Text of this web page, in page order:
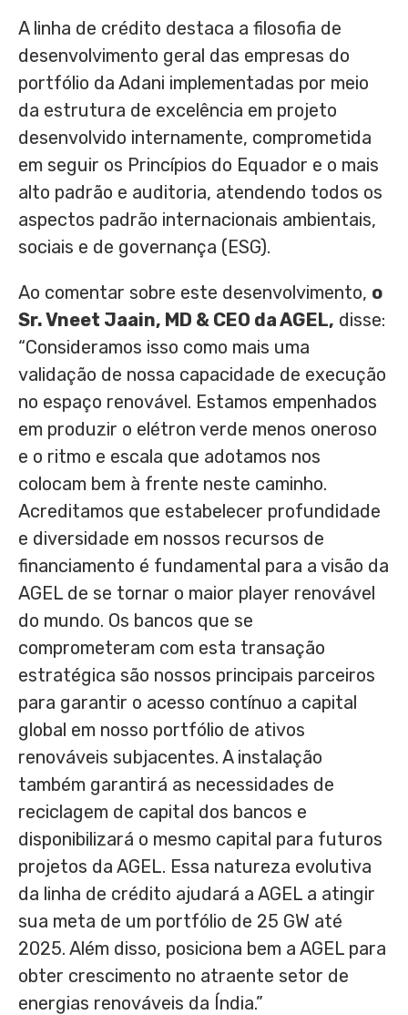
A linha de crédito destaca a filosofia de
desenvolvimento geral das empresas do
portfólio da Adani implementadas por meio
da estrutura de excelência em projeto
desenvolvido internamente, comprometida
em seguir os Princípios do Equador e o mais
alto padrão e auditoria, atendendo todos os
aspectos padrão internacionais ambientais,
sociais e de governança (ESG).
Ao comentar sobre este desenvolvimento, o
Sr. Vneet Jaain, MD & CEO da AGEL, disse:
“Consideramos isso como mais uma
validação de nossa capacidade de execução
no espaço renovável. Estamos empenhados
em produzir o elétron verde menos oneroso
e o ritmo e escala que adotamos nos
colocam bem à frente neste caminho.
Acreditamos que estabelecer profundidade
e diversidade em nossos recursos de
financiamento é fundamental para a visão da
AGEL de se tornar o maior player renovável
do mundo. Os bancos que se
comprometeram com esta transação
estratégica são nossos principais parceiros
para garantir o acesso contínuo a capital
global em nosso portfólio de ativos
renováveis subjacentes. A instalação
também garantirá as necessidades de
reciclagem de capital dos bancos e
disponibilizará o mesmo capital para futuros
projetos da AGEL. Essa natureza evolutiva
da linha de crédito ajudará a AGEL a atingir
sua meta de um portfólio de 25 GW até
2025. Além disso, posiciona bem a AGEL para
obter crescimento no atraente setor de
energias renováveis da Índia.”